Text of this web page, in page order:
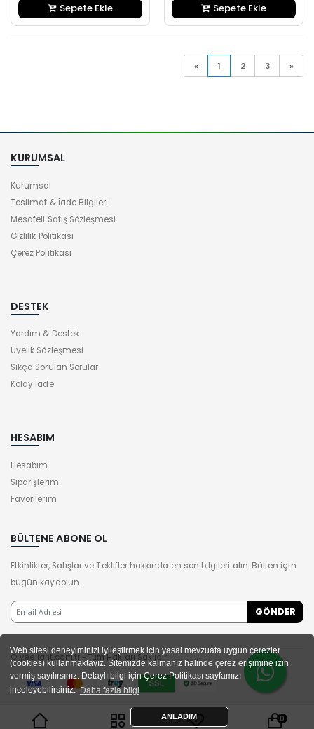
Web sitesi deneyiminizi iyileştirmek için yasal mevzuata uygun çerezler
(cookies) kullanmaktayız. Sitemizde kalmanız halinde çerez erişimine izin
vermiş sayılırsınız. Detaylı bilgi için Çerez Politikası sayfamızı
inceleyebilirsiniz.Daha fazla bilgi
ANLADIM
Sepete Ekle Sepete Ekle
« 1 2 3 »
KURUMSAL
Kurumsal
Teslimat & İade Bilgileri
Mesafeli Satış Sözleşmesi
Gizlilik Politikası
Çerez Politikası
DESTEK
Yardım & Destek
Üyelik Sözleşmesi
Sıkça Sorulan Sorular
Kolay İade
HESABIM
Hesabım
Siparişlerim
Favorilerim
BÜLTENE ABONE OL
Etkinlikler, Satışlar ve Teklifler hakkında en son bilgileri alın. Bülten için
bugün kaydolun.
© yeelight.com.tr - Tüm Hakları Saklıdır.
0